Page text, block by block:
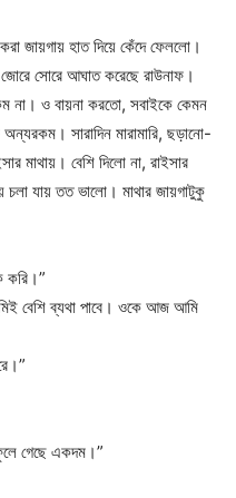
জায়গায় হাত দিয়ে কেঁদে ফেললো।
সোরে আঘাত করেছে রাউনাফ।
না। ও বায়না করতো, সবাইকে কেমন
সারাদিন মারামারি, ছড়ানো-
মাথায়। বেশি দিলো না, রাইসার
চলা যায় তত ভালো। মাথার জায়গাটুকু
করি।”
বেশি ব্যথা পাবে। ওকে আজ আমি
গেছে একদম।”